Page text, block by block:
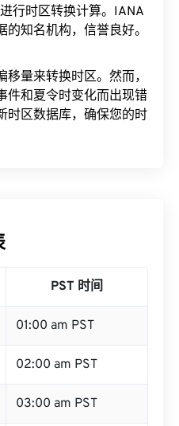
行时区转换计算。IANA
知名机构，信誉良好。
量来转换时区。然而，
件和夏令时变化而出现错
时区数据库，确保您的时
PST 时间
01:00 am PST
02:00 am PST
03:00 am PST